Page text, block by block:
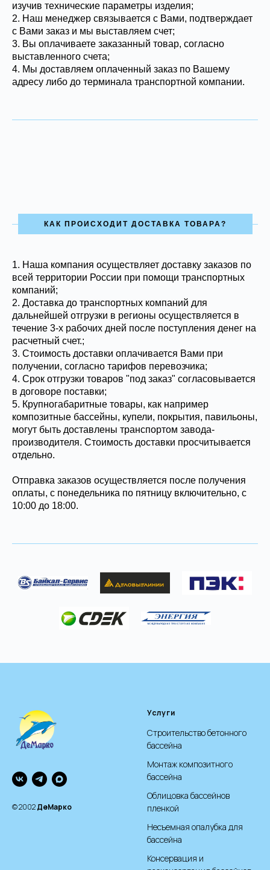
изучив технические параметры изделия;
2. Наш менеджер связывается с Вами, подтверждает
с Вами заказ и мы выставляем счет;
3. Вы оплачиваете заказанный товар, согласно
выставленного счета;
4. Мы доставляем оплаченный заказ по Вашему
адресу либо до терминала транспортной компании.
КАК ПРОИСХОДИТ ДОСТАВКА ТОВАРА?
1. Наша компания осуществляет доставку заказов по
всей территории России при помощи транспортных
компаний;
2. Доставка до транспортных компаний для
дальнейшей отгрузки в регионы осуществляется в
течение 3-х рабочих дней после поступления денег на
расчетный счет.;
3. Стоимость доставки оплачивается Вами при
получении, согласно тарифов перевозчика;
4. Срок отгрузки товаров "под заказ" согласовывается
в договоре поставки;
5. Крупногабаритные товары, как например
композитные бассейны, купели, покрытия, павильоны,
могут быть доставлены транспортом завода-
производителя. Стоимость доставки просчитывается
отдельно.
Отправка заказов осуществляется после получения
оплаты, с понедельника по пятницу включительно, с
10:00 до 18:00.
© 2002ДеМарко
Услуги
Строительство бетонного
бассейна
Монтаж композитного
бассейна
Облицовка бассейнов
пленкой
Несъемная опалубка для
бассейна
Консервация и